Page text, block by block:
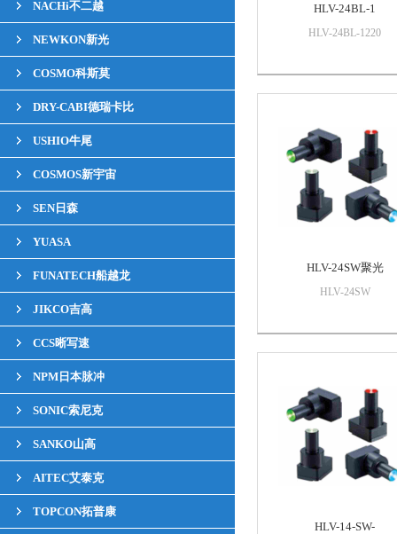
NACHi不二越
NEWKON新光
COSMO科斯莫
DRY-CABI德瑞卡比
USHIO牛尾
COSMOS新宇宙
SEN日森
YUASA
FUNATECH船越龙
JIKCO吉高
CCS晰写速
NPM日本脉冲
SONIC索尼克
SANKO山高
AITEC艾泰克
TOPCON拓普康
HLV-24BL-1
HLV-24BL-1220
HLV-24SW聚光
HLV-24SW
HLV-14-SW-